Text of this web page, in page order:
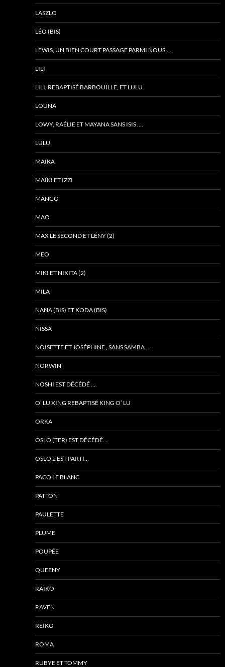
LASZLO
LÉO (BIS)
LEWIS, UN BIEN COURT PASSAGE PARMI NOUS….
LILI
LILI, REBAPTISÉ BARBOUILLE, ET LULU
LOUNA
LOWY, RAÉLIE ET MAYANA SANS ISIS ….
LULU
MAÏKA
MAÏKI ET IZZI
MANGO
MAO
MAX LE SECOND ET LÉNY (2)
MEO
MIKI ET NIKITA (2)
MILA
NANA (BIS) ET KODA (BIS)
NISSA
NOISETTE ET JOSÉPHINE , SANS SAMBA….
NORWIN
NOSHI EST DÉCÉDÉ ….
O’ LU XING REBAPTISÉ KING O’ LU
ORKA
OSLO (TER) EST DÉCÉDÉ…
OSLO 2 EST PARTI…
PACO LE BLANC
PATTON
PAULETTE
PLUME
POUPÉE
QUEENY
RAÏKO
RAVEN
REIKO
ROMA
RUBYE ET TOMMY